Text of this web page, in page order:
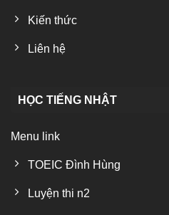
Kiến thức
Liên hệ
HỌC TIẾNG NHẬT
Menu link
TOEIC Đình Hùng
Luyện thi n2